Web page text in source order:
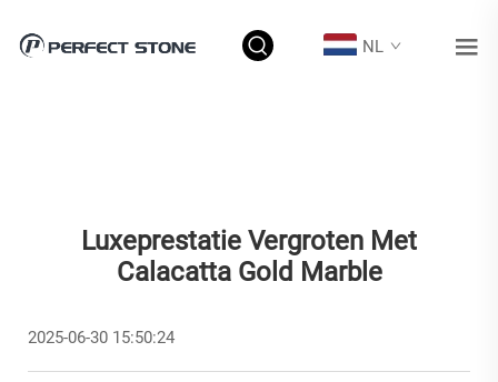
NL
Luxeprestatie Vergroten Met
Calacatta Gold Marble
2025-06-30 15:50:24